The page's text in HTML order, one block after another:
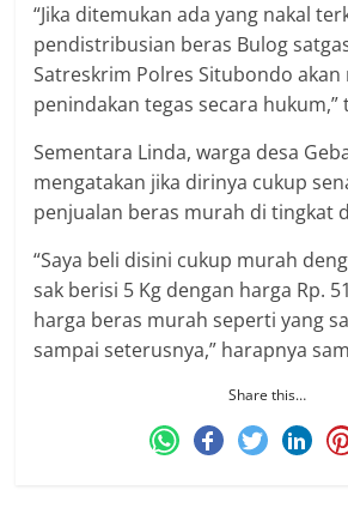
“Jika ditemukan ada yang nakal
pendistribusian beras Bulog
Satreskrim Polres Situbondo akan
penindakan tegas secara hukum,”
Sementara Linda, warga desa
mengatakan jika dirinya cukup
penjualan beras murah di tingkat
“Saya beli disini cukup murah
sak berisi 5 Kg dengan harga Rp.
harga beras murah seperti yang
sampai seterusnya,” harapnya
Share this…